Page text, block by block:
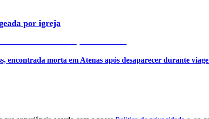
por igreja
encontrada morta em Atenas após desaparecer durante